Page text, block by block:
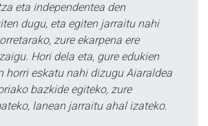
eta independentea den
dugu, eta egiten jarraitu nahi
zure ekarpena ere
Hori dela eta, gure edukien
horri eskatu nahi dizugu Aiaraldea
bazkide egiteko, zure
lanean jarraitu ahal izateko.